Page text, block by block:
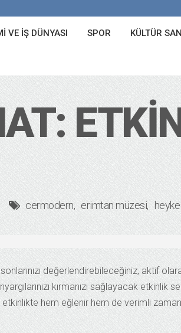
VE İŞ DÜNYASI SPOR KÜLTÜR
cermodern erimtan müzesi heykel
değerlendirebileceğiniz, aktif
kırmanızı sağlayacak etkinlik
hem eğlenir hem de verimli